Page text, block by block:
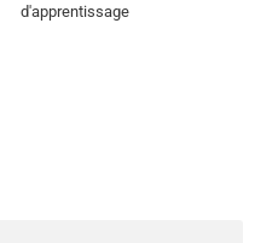
d'apprentissage